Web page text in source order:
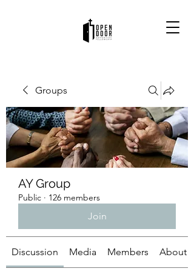
Groups
AY Group
Public · 126 members
Join
Discussion Media Members About